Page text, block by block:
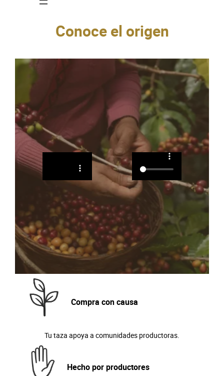
Conoce el origen
Compra con causa
Tu taza apoya a comunidades productoras.
Hecho por productores